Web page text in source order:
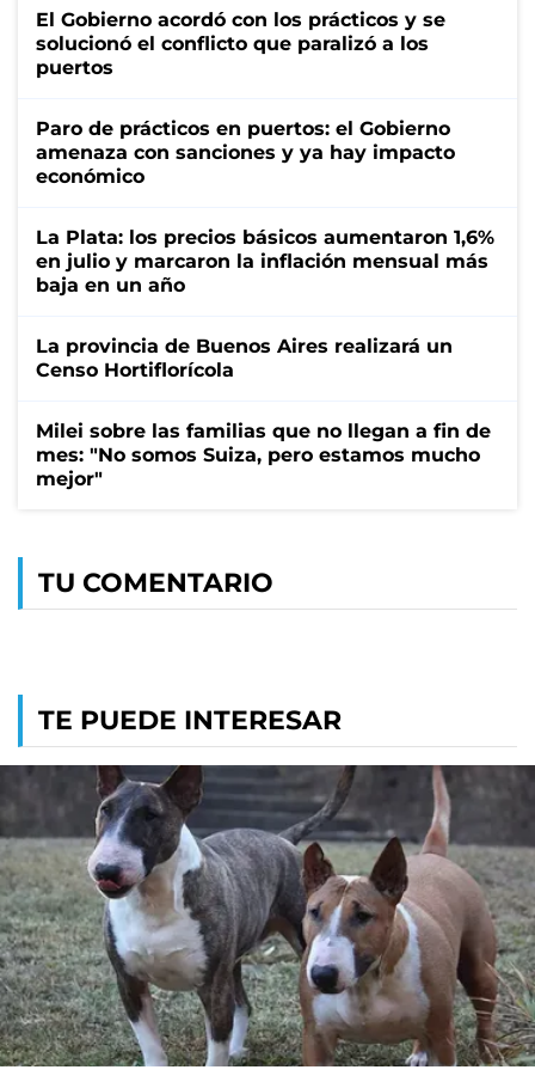
El Gobierno acordó con los prácticos y se
solucionó el conflicto que paralizó a los
puertos
Paro de prácticos en puertos: el Gobierno
amenaza con sanciones y ya hay impacto
económico
La Plata: los precios básicos aumentaron 1,6%
en julio y marcaron la inflación mensual más
baja en un año
La provincia de Buenos Aires realizará un
Censo Hortiflorícola
Milei sobre las familias que no llegan a fin de
mes: "No somos Suiza, pero estamos mucho
mejor"
TU COMENTARIO
TE PUEDE INTERESAR